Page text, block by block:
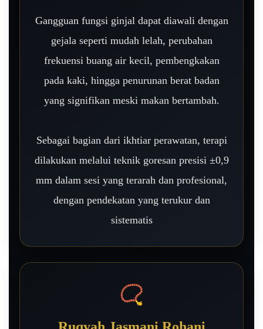
Gangguan fungsi ginjal dapat diawali dengan
gejala seperti mudah lelah, perubahan
frekuensi buang air kecil, pembengkakan
pada kaki, hingga penurunan berat badan
yang signifikan meski makan bertambah.
Sebagai bagian dari ikhtiar perawatan, terapi
dilakukan melalui teknik goresan presisi ±0,9
mm dalam sesi yang terarah dan profesional,
dengan pendekatan yang terukur dan
sistematis
📿